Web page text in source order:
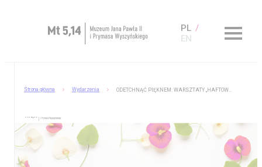
PL
EN
Muzeum dostępne
Kup bilet
Strona główna Wydarzenia